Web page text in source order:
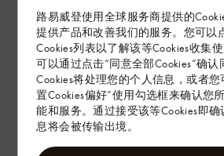
路易威登使用全球服务商提供的
提供产品和改善我们的服务。您可以
Cookies列表以了解该等Cookies收集
可以通过点击“同意全部Cookies”确
Cookies将处理您的个人信息，或者
置Cookies偏好”使用勾选框来确认您
能和服务。通过接受该等Cookies即
息将会被传输出境。